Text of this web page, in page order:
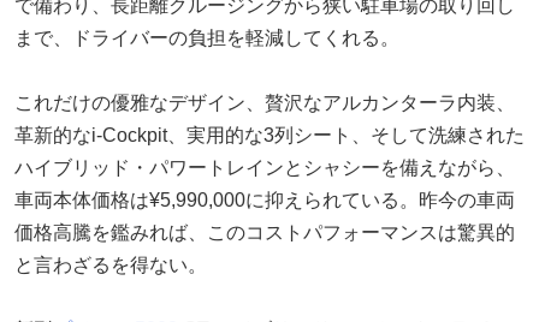
で備わり、長距離クルージングから狭い駐車場の取り回し
まで、ドライバーの負担を軽減してくれる。
これだけの優雅なデザイン、贅沢なアルカンターラ内装、
革新的なi-Cockpit、実用的な3列シート、そして洗練された
ハイブリッド・パワートレインとシャシーを備えながら、
車両本体価格は¥5,990,000に抑えられている。昨今の車両
価格高騰を鑑みれば、このコストパフォーマンスは驚異的
と言わざるを得ない。